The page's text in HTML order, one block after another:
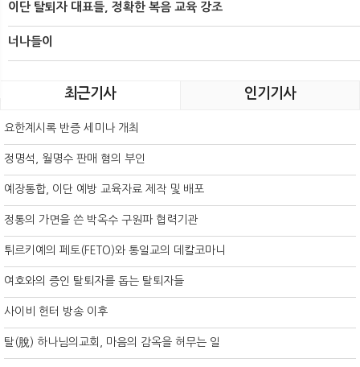
이단 탈퇴자 대표들, 정확한 복음 교육 강조
너나들이
최근기사 인기기사
요한계시록 반증 세미나 개최
정명석, 월명수 판매 혐의 부인
예장통합, 이단 예방 교육자료 제작 및 배포
정통의 가면을 쓴 박옥수 구원파 협력기관
튀르키예의 페토(FETO)와 통일교의 데칼코마니
여호와의 증인 탈퇴자를 돕는 탈퇴자들
사이비 헌터 방송 이후
탈(脫) 하나님의교회, 마음의 감옥을 허무는 일